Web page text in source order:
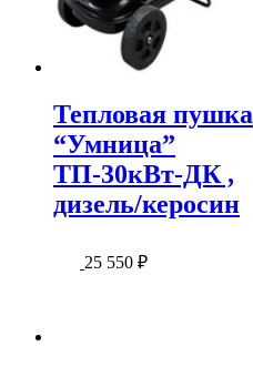
Тепловая пушка
“Умница”
ТП-30кВт-ДК ,
дизель/керосин
25 550 ₽